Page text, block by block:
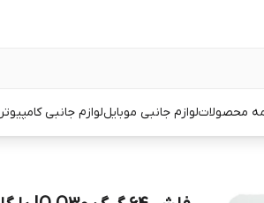
محصولاتلوازم جانبی موبایللوازم جانبی کامپیوتر